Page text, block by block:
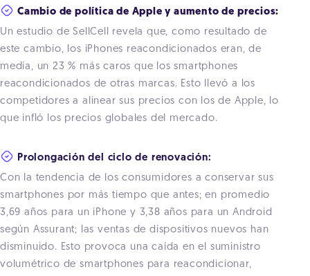
Cambio de política de Apple y aumento de precios:
Un estudio de SellCell revela que, como resultado de
este cambio, los iPhones reacondicionados eran, de
media, un 23 % más caros que los smartphones
reacondicionados de otras marcas. Esto llevó a los
competidores a alinear sus precios con los de Apple, lo
que infló los precios globales del mercado.
Prolongación del ciclo de renovación:
Con la tendencia de los consumidores a conservar sus
smartphones por más tiempo que antes; en promedio
3,69 años para un iPhone y 3,38 años para un Android
según Assurant; las ventas de dispositivos nuevos han
disminuido. Esto provoca una caída en el suministro
volumétrico de smartphones para reacondicionar,